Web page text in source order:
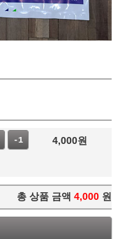
-1 4,000원
총 상품 금액 4,000 원